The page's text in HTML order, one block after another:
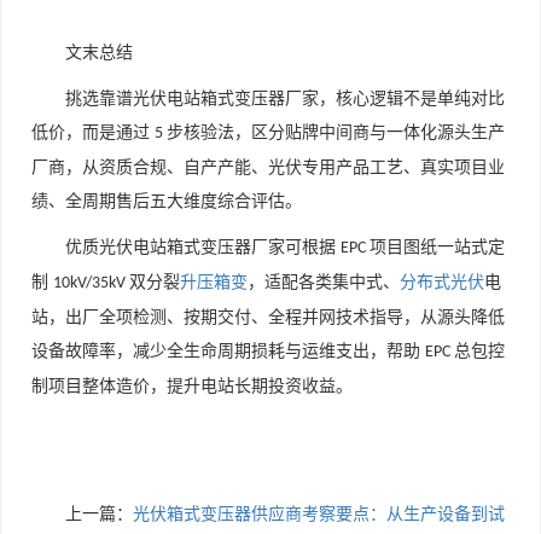
文末总结
挑选靠谱光伏电站箱式变压器厂家，核心逻辑不是单纯对比
低价，而是通过 5 步核验法，区分贴牌中间商与一体化源头生产
厂商，从资质合规、自产产能、光伏专用产品工艺、真实项目业
绩、全周期售后五大维度综合评估。
优质光伏电站箱式变压器厂家可根据 EPC 项目图纸一站式定
制 10kV/35kV 双分裂升压箱变 ，适配各类集中式、 分布式光伏电
站，出厂全项检测、按期交付、全程并网技术指导，从源头降低
设备故障率，减少全生命周期损耗与运维支出，帮助 EPC 总包控
制项目整体造价，提升电站长期投资收益。
上一篇： 光伏箱式变压器供应商考察要点：从生产设备到试